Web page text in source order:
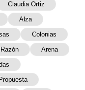
Claudia Ortiz
Alza
Colonias
Razón Arena